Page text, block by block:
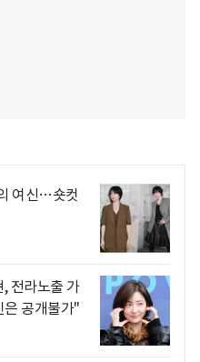
여신…숏컷
전라노출 가
은 공개불가"